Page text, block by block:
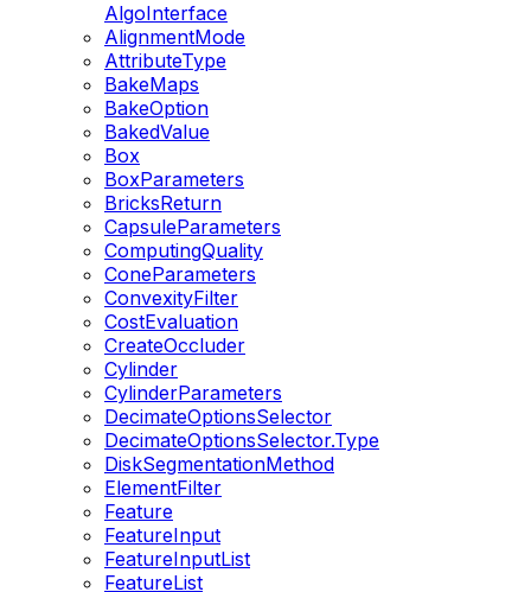
AlgoInterface
AlignmentMode
AttributeType
BakeMaps
BakeOption
BakedValue
Box
BoxParameters
BricksReturn
CapsuleParameters
ComputingQuality
ConeParameters
ConvexityFilter
CostEvaluation
CreateOccluder
Cylinder
CylinderParameters
DecimateOptionsSelector
DecimateOptionsSelector.Type
DiskSegmentationMethod
ElementFilter
Feature
FeatureInput
FeatureInputList
FeatureList